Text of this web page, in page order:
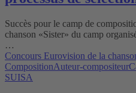
Succès pour le camp de
chanson «Sister» du camp
…
Concours Eurovision de la
CompositionAuteur-compositeur
SUISA